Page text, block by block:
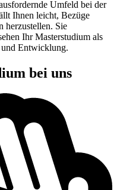
Umfeld bei der
Ihnen leicht, Bezüge
herzustellen. Sie
Ihr Masterstudium als
und Entwicklung.
bei uns